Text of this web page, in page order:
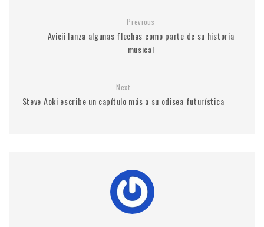
Previous
Avicii lanza algunas flechas como parte de su historia
musical
Next
Steve Aoki escribe un capítulo más a su odisea futurística